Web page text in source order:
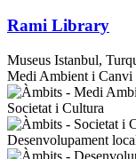
Rami Library
Museus Istanbul,
Medi Ambient i Canvi
Societat i Cultura
Desenvolupament